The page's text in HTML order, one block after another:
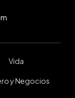
Vida
y Negocios